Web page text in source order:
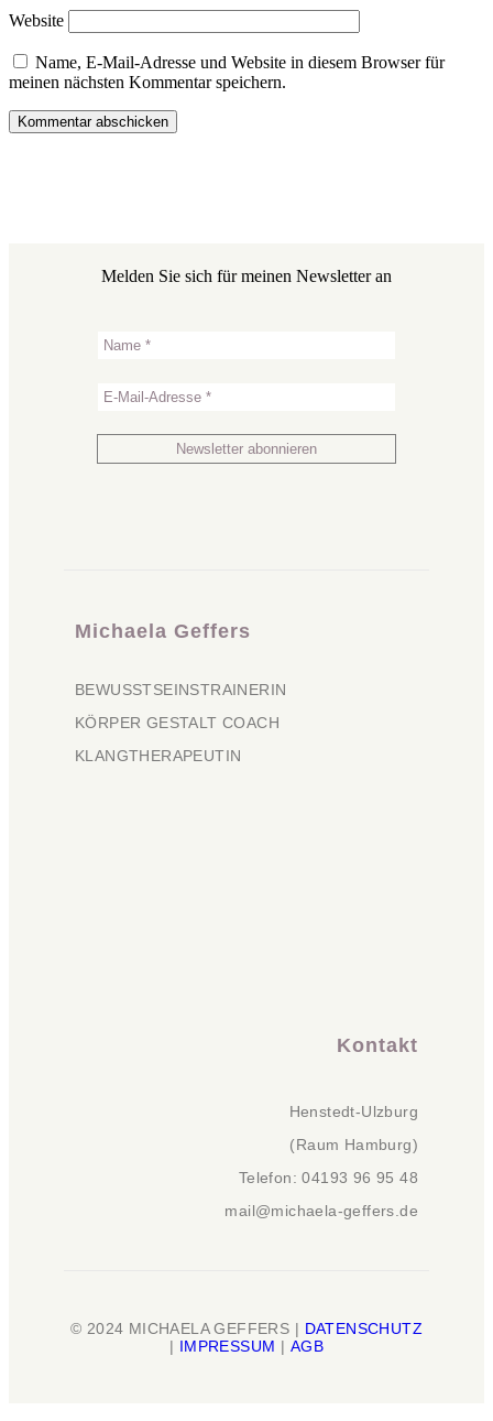
Website
Name, E-Mail-Adresse und Website in diesem Browser für
meinen nächsten Kommentar speichern.
Melden Sie sich für meinen Newsletter an
Michaela Geffers
BEWUSSTSEINSTRAINERIN
KÖRPER GESTALT COACH
KLANGTHERAPEUTIN
Kontakt
Henstedt-Ulzburg
(Raum Hamburg)
Telefon: 04193 96 95 48
mail@michaela-geffers.de
© 2024 MICHAELA GEFFERS | DATENSCHUTZ
| IMPRESSUM | AGB